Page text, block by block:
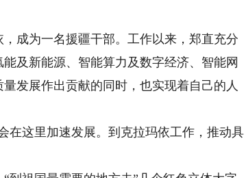
成为一名援疆干部。工作以来，郑直充分
及新能源、智能算力及数字经济、智能网
发展作出贡献的同时，也实现着自己的人
这里加速发展。到克拉玛依工作，推动具